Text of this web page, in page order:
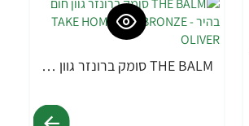
THE BALM סומק ברונזר גוון חום בהיר TAKE HOME THE BRONZE - OLIVER